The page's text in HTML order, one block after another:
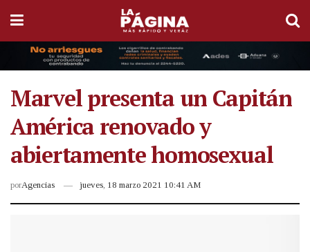
Marvel presenta un Capitán
América renovado y
abiertamente homosexual
porAgencias jueves, 18 marzo 2021 10:41 AM